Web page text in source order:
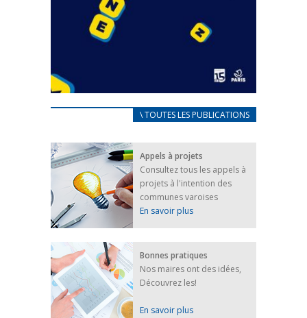
CARNET D’ACCUEIL
25 avril 2022
Afin d’accompagner au mieux les réfugiés
ukrainiens arrivés en France,...
FEUILLETER
\ TOUTES LES PUBLICATIONS
Appels à projets
Consultez tous les appels à
projets à l'intention des
communes varoises
En savoir plus
Bonnes pratiques
Nos maires ont des idées,
Découvrez les!
En savoir plus